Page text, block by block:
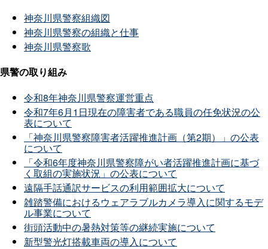
神奈川県警察組織図
神奈川県警察の組織と仕事
神奈川県警察歌
県警の取り組み
令和8年神奈川県警察運営重点
令和7年6月1日現在の障害者である職員の任免状況の公
表について
「神奈川県警察障害者活躍推進計画（第2期）」の公表
について
「令和6年度神奈川県警察障がい者活躍推進計画に基づ
く取組の実施状況」の公表について
遠隔手話通訳サービスの利用範囲拡大について
雑踏警備におけるウェアラブルカメラ導入に関するモデ
ル事業について
街頭活動中の暑熱対策等の継続実施について
新型警光灯搭載車両の導入について